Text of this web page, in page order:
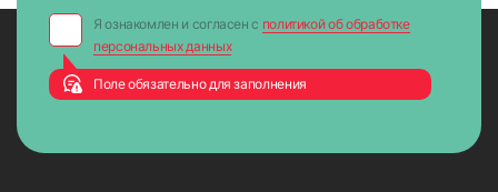
Я ознакомлен и согласен с политикой об обработке
персональных данных
Поле обязательно для заполнения